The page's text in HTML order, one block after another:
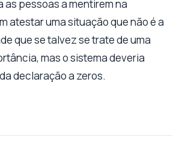
pessoas a mentirem na
atestar uma situação que não é a
que se talvez se trate de uma
mas o sistema deveria
declaração a zeros.